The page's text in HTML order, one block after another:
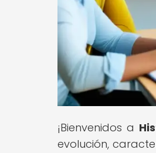
¡Bienvenidos a
evolución,